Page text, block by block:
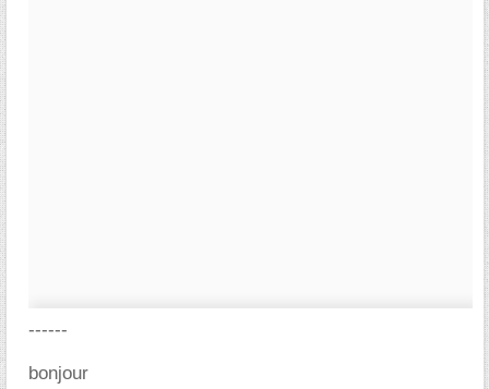
------
bonjour